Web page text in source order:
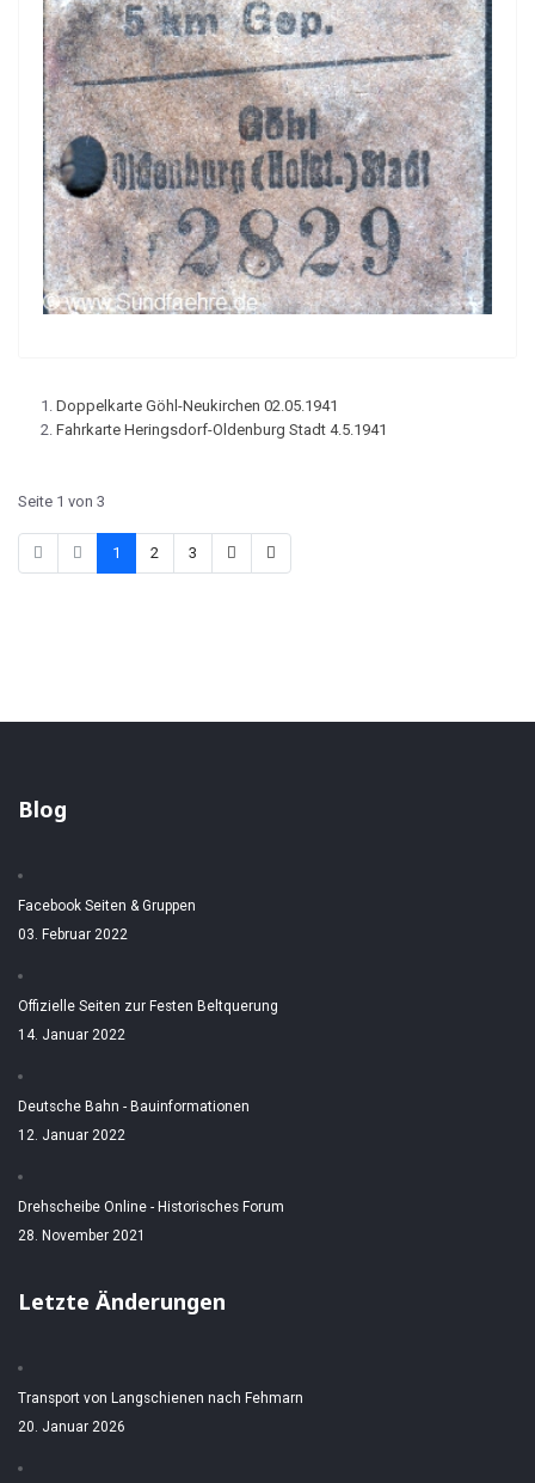
Doppelkarte Göhl-Neukirchen 02.05.1941
Fahrkarte Heringsdorf-Oldenburg Stadt 4.5.1941
Seite 1 von 3
1 2 3
Blog
Facebook Seiten & Gruppen
03. Februar 2022
Offizielle Seiten zur Festen Beltquerung
14. Januar 2022
Deutsche Bahn - Bauinformationen
12. Januar 2022
Drehscheibe Online - Historisches Forum
28. November 2021
Letzte Änderungen
Transport von Langschienen nach Fehmarn
20. Januar 2026